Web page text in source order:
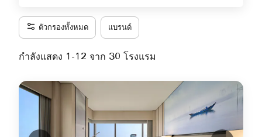
ตัวกรองทั้งหมด แบรนด์
กำลังแสดง 1-12 จาก 30 โรงแรม